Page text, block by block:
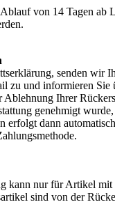
von 14 Tagen ab
senden wir
zu und informieren Sie
Ablehnung Ihrer
genehmigt
erfolgt dann
kann nur für Artikel mit
sind von der